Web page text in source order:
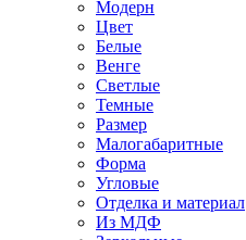
Модерн
Цвет
Белые
Венге
Светлые
Темные
Размер
Малогабаритные
Форма
Угловые
Отделка и материал
Из МДФ